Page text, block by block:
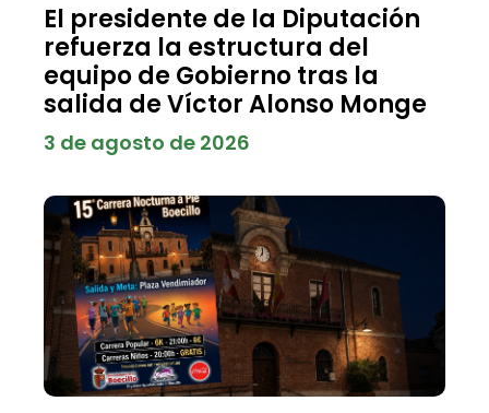
El presidente de la Diputación
refuerza la estructura del
equipo de Gobierno tras la
salida de Víctor Alonso Monge
3 de agosto de 2026